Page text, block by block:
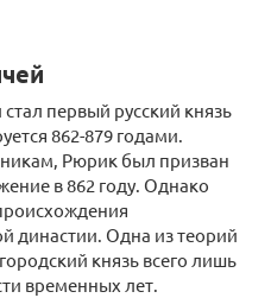
первый русский князь
862-879 годами.
Рюрик был призван
в 862 году. Однако
династии. Одна из теорий
князь всего лишь
временных лет.